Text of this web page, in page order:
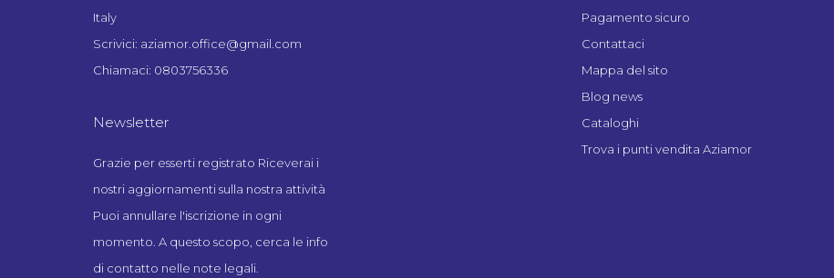
Italy
Scrivici: aziamor.office@gmail.com
Chiamaci: 0803756336
Newsletter
Grazie per esserti registrato Riceverai i
nostri aggiornamenti sulla nostra attività
Puoi annullare l'iscrizione in ogni
momento. A questo scopo, cerca le info
di contatto nelle note legali.
Pagamento sicuro
Contattaci
Mappa del sito
Blog news
Cataloghi
Trova i punti vendita Aziamor